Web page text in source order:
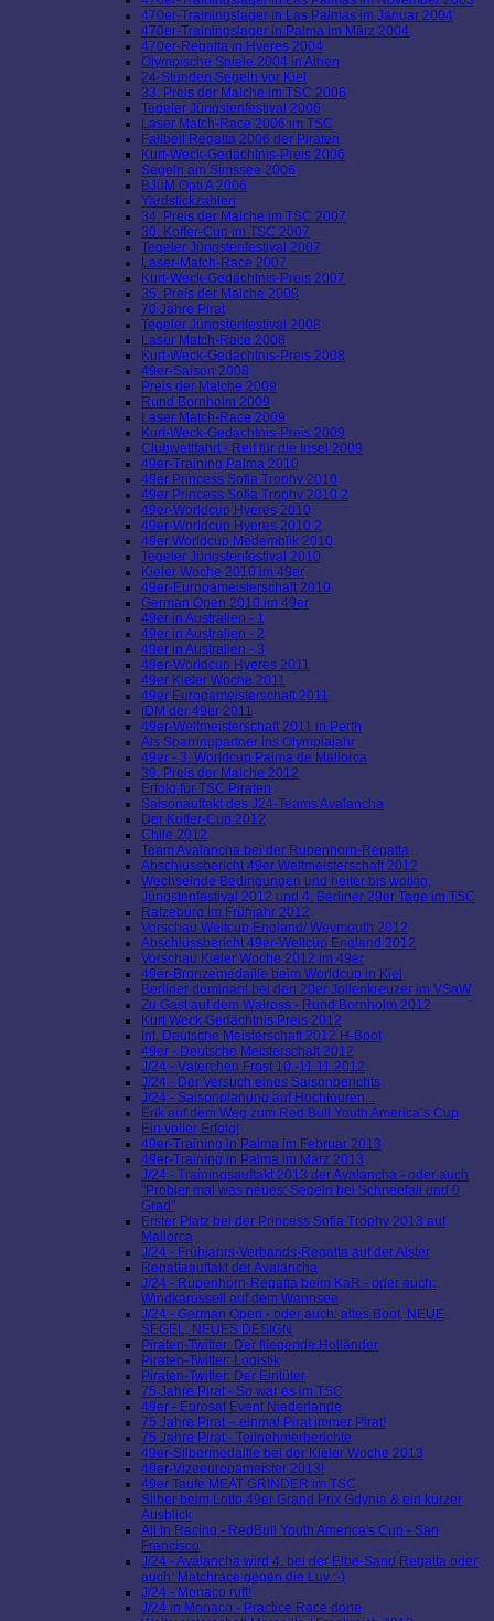
470er-Trainingslager in Las Palmas im Januar 2004
470er-Trainingslager in Palma im März 2004
470er-Regatta in Hyeres 2004
Olympische Spiele 2004 in Athen
24-Stunden Segeln vor Kiel
33. Preis der Malche im TSC 2006
Tegeler Jüngstenfestival 2006
Laser Match-Race 2006 im TSC
Fallbeil Regatta 2006 der Piraten
Kurt-Weck-Gedächtnis-Preis 2006
Segeln am Simssee 2006
BJüM Opti A 2006
Yardstickzahlen
34. Preis der Malche im TSC 2007
30. Koffer-Cup im TSC 2007
Tegeler Jüngstenfestival 2007
Laser-Match-Race 2007
Kurt-Weck-Gedächtnis-Preis 2007
35. Preis der Malche 2008
70 Jahre Pirat
Tegeler Jüngstenfestival 2008
Laser Match-Race 2008
Kurt-Weck-Gedächtnis-Preis 2008
49er-Saison 2008
Preis der Malche 2009
Rund Bornholm 2009
Laser Match-Race 2009
Kurt-Weck-Gedächtnis-Preis 2009
Clubwettfahrt - Reif für die Insel 2009
49er-Training Palma 2010
49er Princess Sofia Trophy 2010
49er Princess Sofia Trophy 2010 2
49er-Worldcup Hyeres 2010
49er-Worldcup Hyeres 2010 2
49er Worldcup Medemblik 2010
Tegeler Jüngstenfestival 2010
Kieler Woche 2010 im 49er
49er-Europameisterschaft 2010
German Open 2010 im 49er
49er in Australien - 1
49er in Australien - 2
49er in Australien - 3
49er-Worldcup Hyeres 2011
49er Kieler Woche 2011
49er Europameisterschaft 2011
IDM der 49er 2011
49er-Weltmeisterschaft 2011 in Perth
Als Sparringpartner ins Olympiajahr
49er - 3. Worldcup Palma de Mallorca
39. Preis der Malche 2012
Erfolg für TSC Piraten
Saisonauftakt des J24-Teams Avalancha
Der Koffer-Cup 2012
Chile 2012
Team Avalancha bei der Rupenhorn-Regatta
Abschlussbericht 49er Weltmeisterschaft 2012
Wechselnde Bedingungen und heiter bis wolkig,
Jüngstenfestival 2012 und 4. Berliner 29er Tage im TSC
Ratzeburg im Frühjahr 2012
Vorschau Weltcup England/ Weymouth 2012
Abschlussbericht 49er-Weltcup England 2012
Vorschau Kieler Woche 2012 im 49er
49er-Bronzemedaille beim Worldcup in Kiel
Berliner dominant bei den 20er Jollenkreuzer im VSaW
Zu Gast auf dem Walross - Rund Bornholm 2012
Kurt Weck Gedächtnis Preis 2012
Int. Deutsche Meisterschaft 2012 H-Boot
49er - Deutsche Meisterschaft 2012
J/24 - Väterchen Frost 10.-11.11.2012
J/24 - Der Versuch eines Saisonberichts
J/24 - Saisonplanung auf Hochtouren...
Erik auf dem Weg zum Red Bull Youth America’s Cup
Ein voller Erfolg!
49er-Training in Palma im Februar 2013
49er-Training in Palma im März 2013
J/24 - Trainingsauftakt 2013 der Avalancha - oder auch
"Probier mal was neues: Segeln bei Schneefall und 0
Grad"
Erster Platz bei der Princess Sofia Trophy 2013 auf
Mallorca
J/24 - Frühjahrs-Verbands-Regatta auf der Alster
Regattaauftakt der Avalancha
J/24 - Rupenhorn-Regatta beim KaR - oder auch:
Windkarussell auf dem Wannsee
J/24 - German Open - oder auch: altes Boot, NEUE
SEGEL, NEUES DESIGN
Piraten-Twitter: Der fliegende Holländer
Piraten-Twitter: Logistik
Piraten-Twitter: Der Eintüter
75 Jahre Pirat - So war es im TSC
49er - Eurosaf Event Niederlande
75 Jahre Pirat – einmal Pirat immer Pirat!
75 Jahre Pirat - Teilnehmerberichte
49er-Silbermedaille bei der Kieler Woche 2013
49er-Vizeeuropameister 2013!
49er Taufe MEAT GRINDER im TSC
Silber beim Lotto 49er Grand Prix Gdynia & ein kurzer
Ausblick
All In Racing - RedBull Youth America's Cup - San
Francisco
J/24 - Avalancha wird 4. bei der Elbe-Sand Regatta oder
auch: Matchrace gegen die Luv :-)
J/24 - Monaco ruft!
J/24 in Monaco - Practice Race done